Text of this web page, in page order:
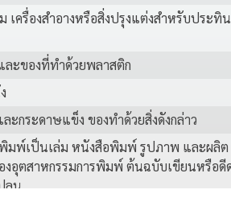
เครื่องสำอางหรือสิ่งปรุงแต่งสำหรับประทิน
ละของที่ทำด้วยพลาสติก
ะกระดาษแข็ง ของทำด้วยสิ่งดังกล่าว
มพ์เป็นเล่ม หนังสือพิมพ์ รูปภาพ และผลิต
อุตสาหกรรมการพิมพ์ ต้นฉบับเขียนหรือดี
ลน